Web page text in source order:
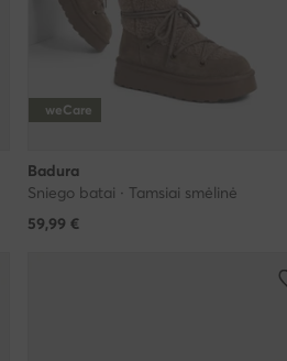
weCare
Badura
Sniego batai · Tamsiai smėlinė
59,99 €